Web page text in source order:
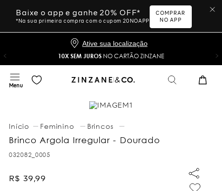
Baixe o app e ganhe 20% OFF*
*Na sua primeira compra com o cupom 20NOAPP
COMPRAR
NO APP
Ative sua localização
10X SEM JUROS NO CARTÃO ZINZANE
Feminino Brincos
Brinco Argola Irregular - Dourado
032082_0005
R$ 39,99